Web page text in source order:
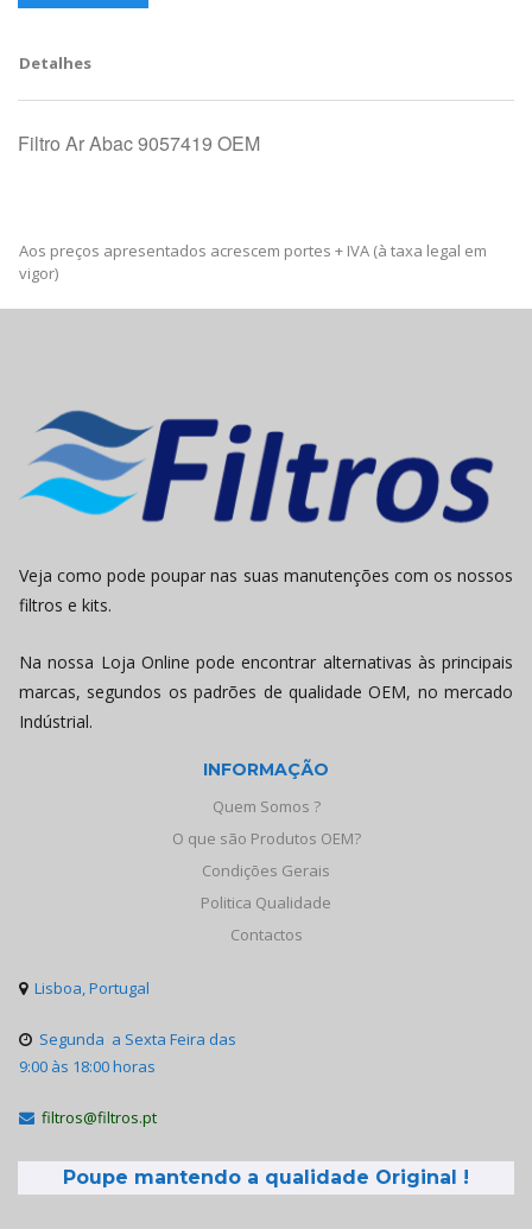
Detalhes
Filtro Ar Abac 9057419 OEM
Aos preços apresentados acrescem portes + IVA (à taxa legal em
vigor)
Veja como pode poupar nas suas manutenções com os nossos
filtros e kits.
Na nossa Loja Online pode encontrar alternativas às principais
marcas, segundos os padrões de qualidade OEM, no mercado
Indústrial.
INFORMAÇÃO
Quem Somos ?
O que são Produtos OEM?
Condições Gerais
Politica Qualidade
Contactos
 Lisboa, Portugal
 Segunda a Sexta Feira das
9:00 às 18:00 horas
 filtros@filtros.pt
Poupe mantendo a qualidade Original !